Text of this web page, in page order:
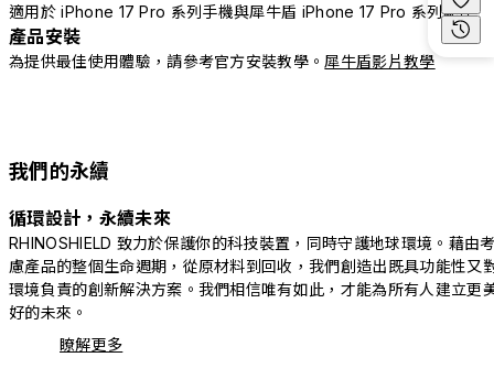
適用於 iPhone 17 Pro 系列手機與犀牛盾 iPhone 17 Pro 系列配件
產品安裝
為提供最佳使用體驗，請參考官方安裝教學。 犀牛盾影片教學
我們的永續
循環設計，永續未來
RHINOSHIELD 致力於保護你的科技裝置，同時守護地球環境。藉由
慮產品的整個生命週期，從原材料到回收，我們創造出既具功能性又
環境負責的創新解決方案。我們相信唯有如此，才能為所有人建立更
好的未來。
瞭解更多